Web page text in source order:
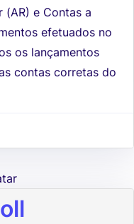
(AR) e Contas a
efetuados no
os lançamentos
contas corretas do